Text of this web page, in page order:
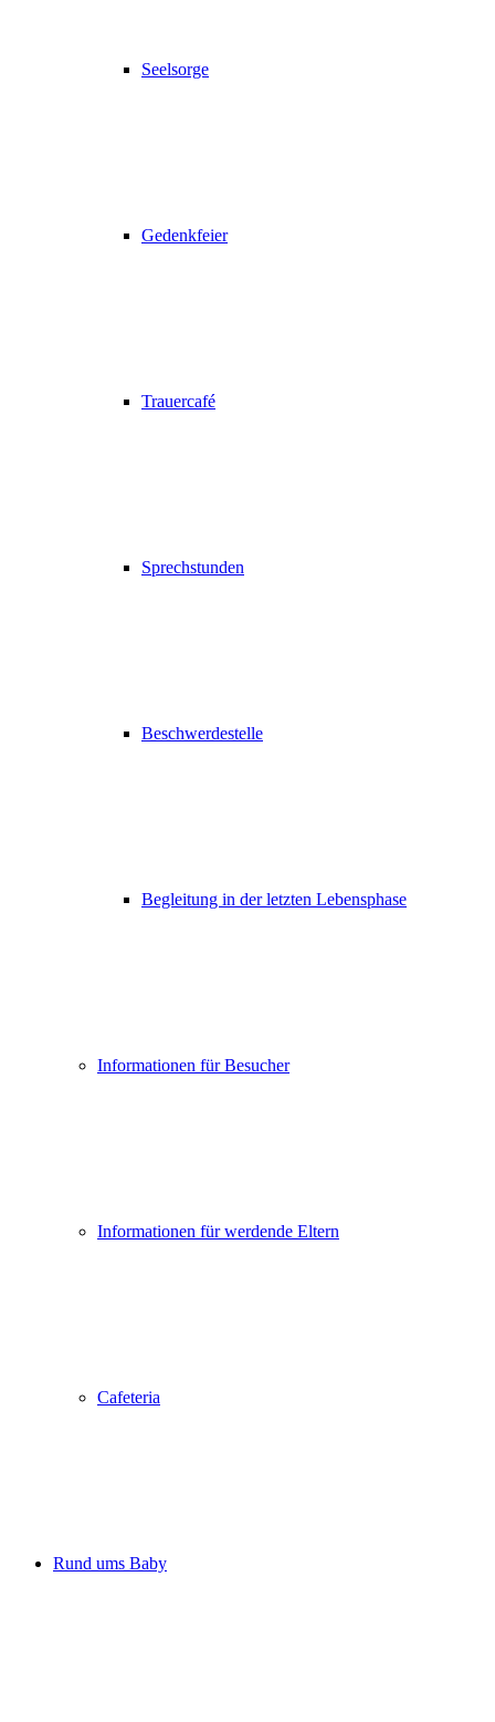
Seelsorge
Gedenkfeier
Trauercafé
Sprechstunden
Beschwerdestelle
Begleitung in der letzten Lebensphase
Informationen für Besucher
Informationen für werdende Eltern
Cafeteria
Rund ums Baby